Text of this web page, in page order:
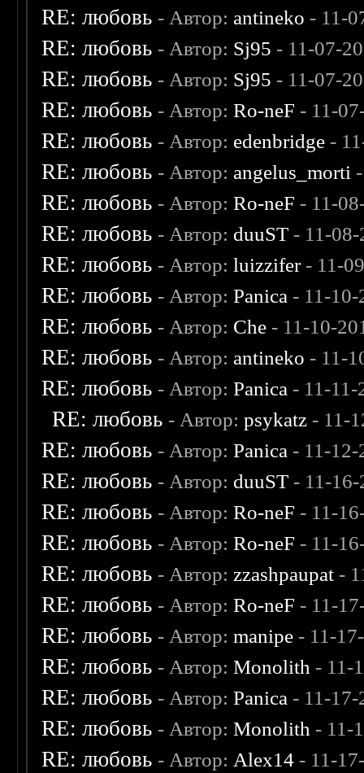
RE: любовь - Автор: antineko - 11-
RE: любовь - Автор: Sj95 - 11-07-
RE: любовь - Автор: Sj95 - 11-07-
RE: любовь - Автор:Ro-neF - 11-
RE: любовь - Автор: edenbridge -
RE: любовь - Автор: angelus_morti
RE: любовь - Автор:Ro-neF - 11-
RE: любовь - Автор: duuST - 11-
RE: любовь - Автор:luizzifer- 11-
RE: любовь - Автор:Panica - 11-
RE: любовь - Автор: Che - 11-10-
RE: любовь - Автор: antineko - 11-
RE: любовь - Автор:Panica - 11-
RE: любовь - Автор:psykatz - 11-
RE: любовь - Автор:Panica - 11-
RE: любовь - Автор: duuST - 11-
RE: любовь - Автор:Ro-neF - 11-
RE: любовь - Автор:Ro-neF - 11-
RE: любовь - Автор: zzashpaupat -
RE: любовь - Автор:Ro-neF - 11-
RE: любовь - Автор:manipe - 11-
RE: любовь - Автор:Monolith - 11-
RE: любовь - Автор:Panica - 11-
RE: любовь - Автор:Monolith - 11-
RE: любовь - Автор: Alex14 - 11-